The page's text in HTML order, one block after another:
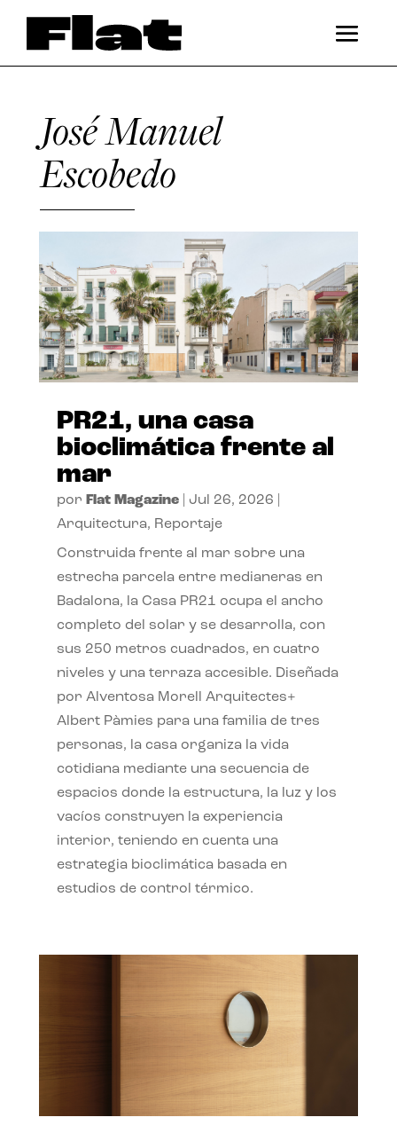
José Manuel
Escobedo
PR21, una casa
bioclimática frente al
mar
por Flat Magazine| Jul 26, 2026
Arquitectura, Reportaje
Construida frente al mar sobre una
estrecha parcela entre medianeras en
Badalona, la Casa PR21 ocupa el ancho
completo del solar y se desarrolla, con
sus 250 metros cuadrados, en cuatro
niveles y una terraza accesible. Diseñada
por Alventosa Morell Arquitectes+
Albert Pàmies para una familia de tres
personas, la casa organiza la vida
cotidiana mediante una secuencia de
espacios donde la estructura, la luz y los
vacíos construyen la experiencia
interior, teniendo en cuenta una
estrategia bioclimática basada en
estudios de control térmico.